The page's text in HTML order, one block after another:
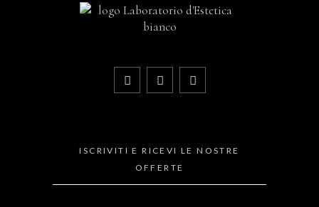
ISCRIVITI E RICEVI LE NOSTRE
OFFERTE